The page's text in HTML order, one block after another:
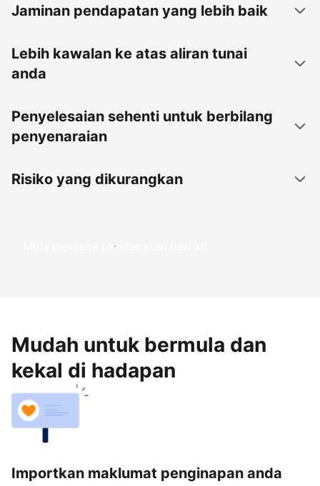
Jaminan pendapatan yang lebih baik
Lebih kawalan ke atas aliran tunai
anda
Penyelesaian sehenti untuk berbilang
penyenaraian
Risiko yang dikurangkan
Mula menjana pendapatan hari ini
Mudah untuk bermula dan
kekal di hadapan
Importkan maklumat penginapan anda